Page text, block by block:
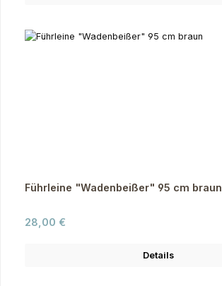
Führleine "Wadenbeißer" 95 cm braun
Regulärer Preis:
28,00 €
Details